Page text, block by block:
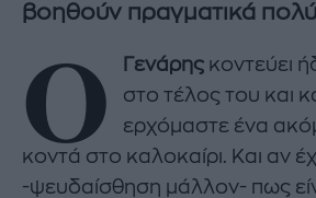
βοηθούν πραγματικά πολύ
Ο Γενάρης κοντεύει
στο τέλος του και
ερχόμαστε ένα
κοντά στο καλοκαίρι. Και αν
-ψευδαίσθηση μάλλον- πως